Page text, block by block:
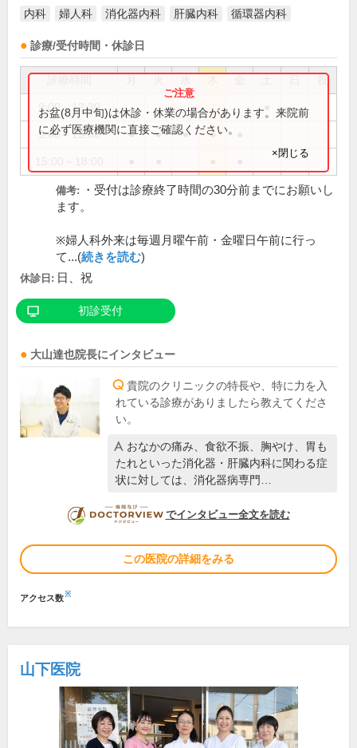
内科 婦人科 消化器内科 肝臓内科 循環器内科
診療/受付時間・休診日
祝
9:00～12:30
9:00～13:00 ● ● ● ●
お盆(8月中旬)は休診・休業の場合があります。来院前
に必ず医療機関に直接ご確認ください。
×閉じる
備考:
・受付は診療終了時間の30分前までにお願いし
ます。
※婦人科外来は毎週月曜午前・金曜日午前に行っ
て...(続きを読む)
休診日: 日、祝
初診受付
大山達也院長にインタビュー
貴院のクリニックの特長や、特に力を入
れている診療がありましたら教えてくださ
い。
おなかの痛み、食欲不振、胸やけ、胃も
たれといった消化器・肝臓内科に関わる症
状に対しては、消化器病専門…
DOCTORVIEW
でインタビュー全文を読む
この医院の詳細をみる
アクセス数※
山下医院